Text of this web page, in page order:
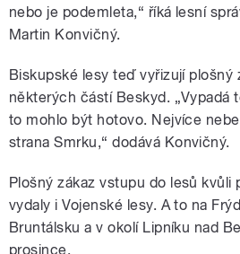
nebo je podemleta,“ říká lesní
Martin Konvičný.
Biskupské lesy teď vyřizují plošný
některých částí Beskyd. „Vypadá
to mohlo být hotovo. Nejvíce
strana Smrku,“ dodává Konvičný.
Plošný zákaz vstupu do lesů kvůli
vydaly i Vojenské lesy. A to na
Bruntálsku a v okolí Lipníku nad
prosince.